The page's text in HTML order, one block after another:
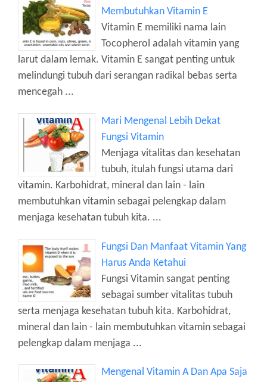
Membutuhkan Vitamin E
Vitamin E memiliki nama lain
Tocopherol adalah vitamin yang
larut dalam lemak. Vitamin E sangat penting untuk
melindungi tubuh dari serangan radikal bebas serta
mencegah ...
Mari Mengenal Lebih Dekat
Fungsi Vitamin
Menjaga vitalitas dan kesehatan
tubuh, itulah fungsi utama dari
vitamin. Karbohidrat, mineral dan lain - lain
membutuhkan vitamin sebagai pelengkap dalam
menjaga kesehatan tubuh kita. ...
Fungsi Dan Manfaat Vitamin Yang
Harus Anda Ketahui
Fungsi Vitamin sangat penting
sebagai sumber vitalitas tubuh
serta menjaga kesehatan tubuh kita. Karbohidrat,
mineral dan lain - lain membutuhkan vitamin sebagai
pelengkap dalam menjaga ...
Mengenal Vitamin A Dan Apa Saja